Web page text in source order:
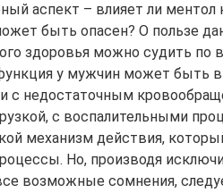
аспект – влияет ли ментол
быть опасен? О пользе
здоровья можно судить по
у мужчин может быть
с недостаточным
с воспалительными
механизм действия,
Но, производя
возможные сомнения,